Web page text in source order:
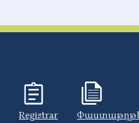
Registrar